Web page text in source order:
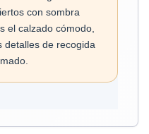
con sombra
el calzado cómodo,
detalles de recogida